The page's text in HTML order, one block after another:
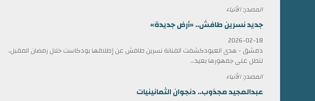
المصدر: الأنباء
جديد نسرين طافش.. «أرض جديدة»
2026-02-18
دمشق - هدى العبودكشفت الفنانة نسرين طافش عن إطلاقها بودكاست خلال رمضان المقبل،
لتطل على جمهورها بعيد...
المصدر: الأنباء
عبدالمجيد مجذوب.. دنجوان الثمانينيات